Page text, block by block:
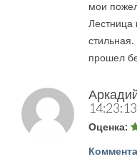
мои
Лестница
прошел
14:23:13
Оценка: